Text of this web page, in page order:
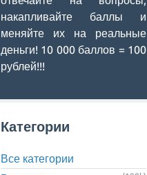
накапливайте баллы и
меняйте их на реальные
деньги! 10 000 баллов = 100
рублей!!!
Категории
Все категории